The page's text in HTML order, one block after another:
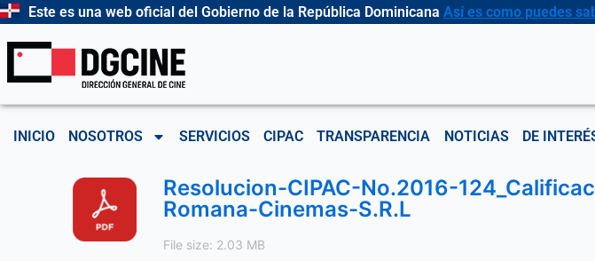
Ir
contenido
Este es una web oficial del Gobierno de la República Dominicana Así es como puedes
INICIO NOSOTROS SERVICIOS CIPAC TRANSPARENCIA NOTICIAS DE
Resolucion-CIPAC-No.2016-
Romana-Cinemas-S.R.L
File size: 2.03 MB